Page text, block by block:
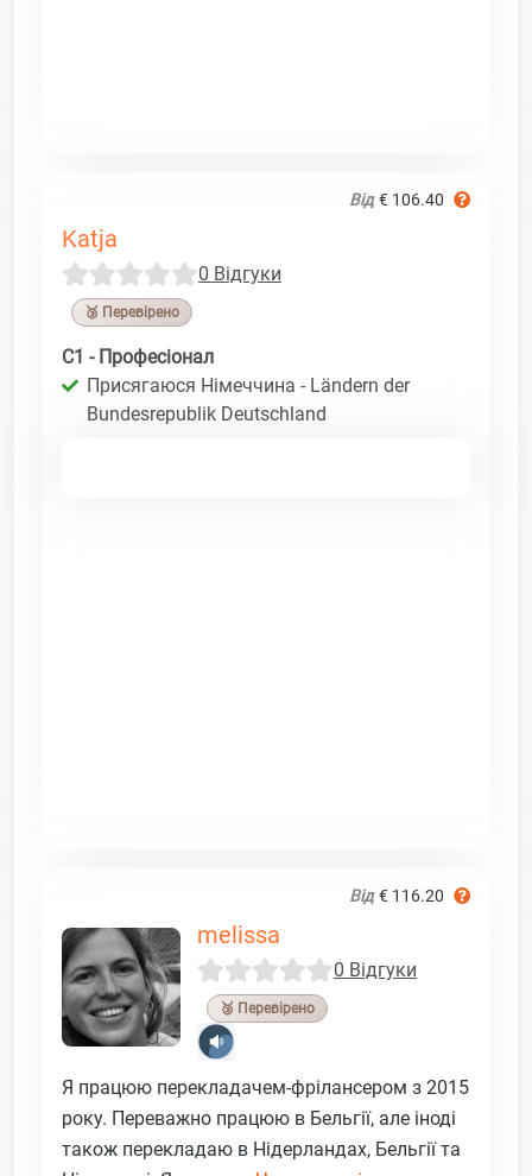
Від € 106.40
Katja
0 Відгуки
🥉 Перевірено
C1 - Професіонал
Присягаюся Німеччина - Ländern der
Bundesrepublik Deutschland
Від € 116.20
melissa
0 Відгуки
🥉 Перевірено
Я працюю перекладачем-фрілансером з 2015
року. Переважно працюю в Бельгії, але іноді
також перекладаю в Нідерландах, Бельгії та